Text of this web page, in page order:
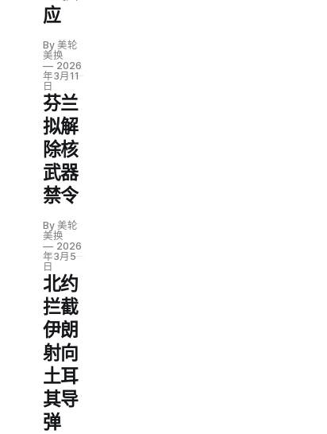
应
By 美轮
美换
2026
年3月11
日
芬兰
拟解
除核
武器
禁令
By 美轮
美换
2026
年3月5
日
北约
拦截
伊朗
射向
土耳
其导
弹